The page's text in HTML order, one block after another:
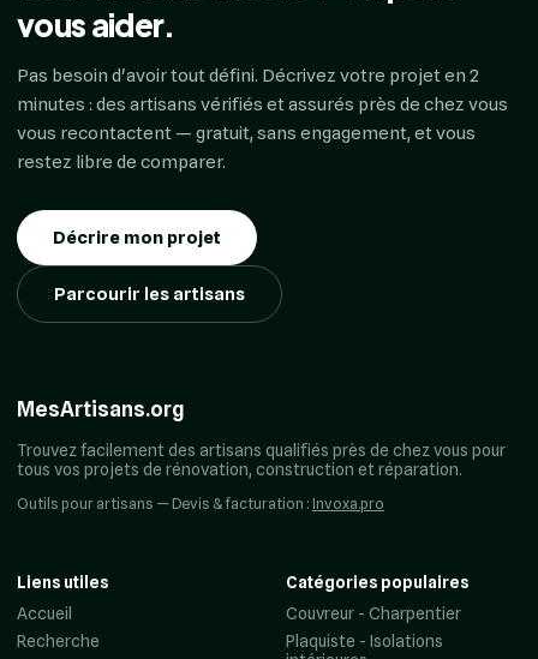
vous aider.
Pas besoin d'avoir tout défini. Décrivez votre projet en 2
minutes : des artisans vérifiés et assurés près de chez vous
vous recontactent — gratuit, sans engagement, et vous
restez libre de comparer.
Décrire mon projet
Parcourir les artisans
MesArtisans.org
Trouvez facilement des artisans qualifiés près de chez vous pour
tous vos projets de rénovation, construction et réparation.
Outils pour artisans — Devis & facturation : Invoxa.pro
Liens utiles
Accueil
Recherche
Catégories populaires
Couvreur - Charpentier
Plaquiste - Isolations